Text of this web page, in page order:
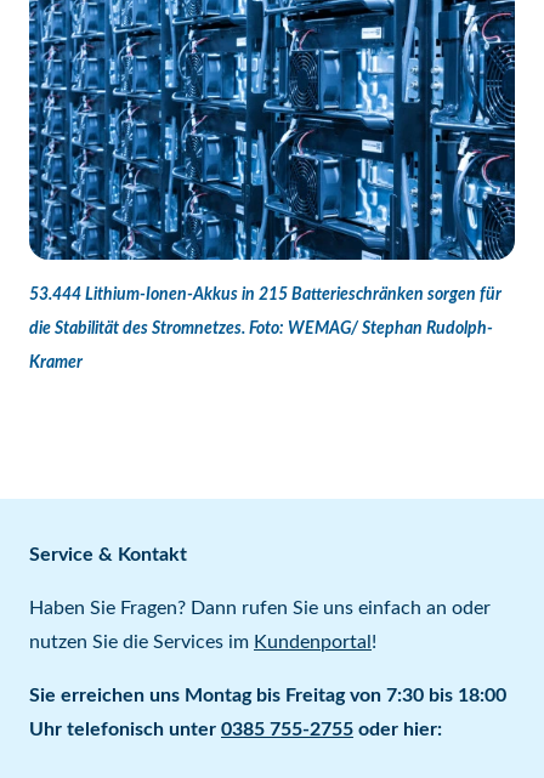
53.444 Lithium-Ionen-Akkus in 215 Batterieschränken sorgen für
die Stabilität des Stromnetzes. Foto: WEMAG/ Stephan Rudolph-
Kramer
Service & Kontakt
Haben Sie Fragen? Dann rufen Sie uns einfach an oder
nutzen Sie die Services im Kundenportal !
Sie erreichen uns Montag bis Freitag von 7:30 bis 18:00
Uhr telefonisch unter 0385 755-2755 oder hier: